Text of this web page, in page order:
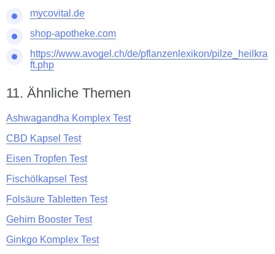
mycovital.de
shop-apotheke.com
https://www.avogel.ch/de/pflanzenlexikon/pilze_heilkra
ft.php
Ähnliche Themen
Ashwagandha Komplex Test
CBD Kapsel Test
Eisen Tropfen Test
Fischölkapsel Test
Folsäure Tabletten Test
Gehirn Booster Test
Ginkgo Komplex Test